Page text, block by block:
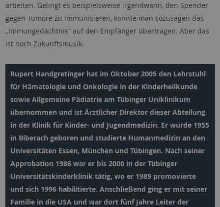
arbeiten. Gelingt es beispielsweise irgendwann, den Spender
gegen Tumore zu immunisieren, könnte man sozusagen das
„Immungedächtnis“ auf den Empfänger übertragen. Aber das
ist noch Zukunftsmusik.
Rupert Handgretinger hat im Oktober 2005 den Lehrstuhl
für Hämatologie und Onkologie in der Kinderheilkunde
sowie Allgemeine Pädiatrie am Tübinger Uniklinikum
übernommen und ist Ärztlicher Direktor dieser Abteilung
in der Klinik für Kinder- und Jugendmedizin. Er wurde 1955
in Biberach geboren und studierte Humanmedizin an den
Universitäten Essen, München und Tübingen. Nach seiner
Approbation 1986 war er bis 2000 in der Tübinger
Universitätskinderklinik tätig, wo er 1989 promovierte
und sich 1996 habilitierte. Anschließend ging er mit seiner
Familie in die USA und war dort fünf Jahre Leiter der